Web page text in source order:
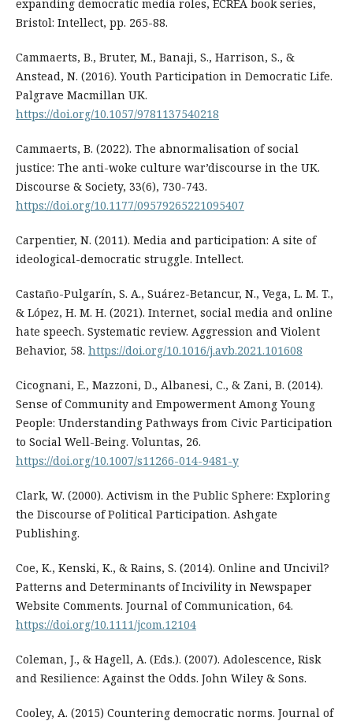
expanding democratic media roles, ECREA book series,
Bristol: Intellect, pp. 265-88.
Cammaerts, B., Bruter, M., Banaji, S., Harrison, S., &
Anstead, N. (2016). Youth Participation in Democratic Life.
Palgrave Macmillan UK.
https://doi.org/10.1057/9781137540218
Cammaerts, B. (2022). The abnormalisation of social
justice: The anti-woke culture war’discourse in the UK.
Discourse & Society, 33(6), 730-743.
https://doi.org/10.1177/09579265221095407
Carpentier, N. (2011). Media and participation: A site of
ideological-democratic struggle. Intellect.
Castaño-Pulgarín, S. A., Suárez-Betancur, N., Vega, L. M. T.,
& López, H. M. H. (2021). Internet, social media and online
hate speech. Systematic review. Aggression and Violent
Behavior, 58. https://doi.org/10.1016/j.avb.2021.101608
Cicognani, E., Mazzoni, D., Albanesi, C., & Zani, B. (2014).
Sense of Community and Empowerment Among Young
People: Understanding Pathways from Civic Participation
to Social Well-Being. Voluntas, 26.
https://doi.org/10.1007/s11266-014-9481-y
Clark, W. (2000). Activism in the Public Sphere: Exploring
the Discourse of Political Participation. Ashgate
Publishing.
Coe, K., Kenski, K., & Rains, S. (2014). Online and Uncivil?
Patterns and Determinants of Incivility in Newspaper
Website Comments. Journal of Communication, 64.
https://doi.org/10.1111/jcom.12104
Coleman, J., & Hagell, A. (Eds.). (2007). Adolescence, Risk
and Resilience: Against the Odds. John Wiley & Sons.
Cooley, A. (2015) Countering democratic norms. Journal of